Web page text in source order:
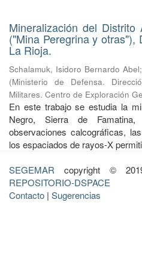
Mineralización del
("Mina Peregrina y otras"),
La Rioja.
Schalamuk, Isidoro Bernardo Abel;
(Ministerio de Defensa.
Militares. Centro de Exploración
En este trabajo se estudia la
Negro, Sierra de
observaciones calcográficas,
los espaciados de rayos-X
SEGEMAR copyright ©
REPOSITORIO-DSPACE
Contacto | Sugerencias